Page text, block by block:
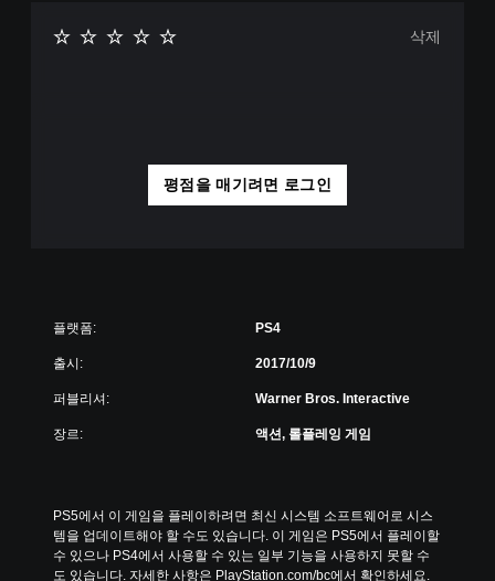
평점을 매기려면 로그인
삭제
플랫폼: PS4
출시: 2017/10/9
퍼블리셔: Warner Bros. Interactive
장르: 액션, 롤플레잉 게임
PS5에서 이 게임을 플레이하려면 최신 시스템 소프트웨어로 시스
템을 업데이트해야 할 수도 있습니다. 이 게임은 PS5에서 플레이할
수 있으나 PS4에서 사용할 수 있는 일부 기능을 사용하지 못할 수
도 있습니다. 자세한 사항은 PlayStation.com/bc에서 확인하세요.